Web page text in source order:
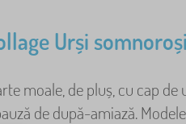
Urși somnoroși
moale, de pluș, cu cap
de după-amiază.